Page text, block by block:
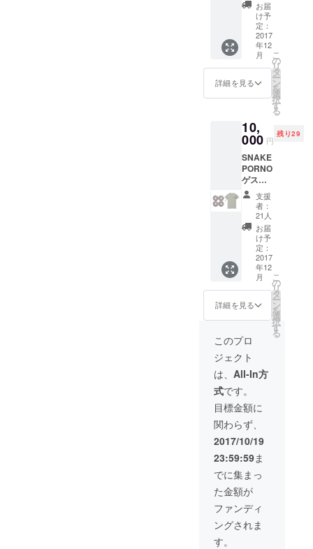
から
使って
いるス
ペック
を出し
てもら
いまし
た。 グ
ある「a
rolling
stone
gathers
no
moss」
は直訳
すると
「転が
る石に
苔つか
ず」の
意。 ア
メリカ
では主
に「活
動的に
回って
は能力
を錆び
つかせ
ない」
との意
味があ
るので
そのこ
を石沢
彰氏の
スケー
トボー
ディン
グに置
き換え
ラー /
OFF
WHITE
素材 /
コット
ン ※税
込/送料
込 ※領
収書必
合は
メッ
セージ
にてご
連絡く
ださ
い。 グ
フィッ
ク内に
ある「a
rolling
stone
gathers
moss」
は直訳
る石に
苔つか
ず」の
意。 ア
メリカ
では主
に「活
動的に
いつも
動き
回って
いる人
は能力
を錆び
つかせ
ない」
との意
味があ
お届
け予
定：
2017
年12
月
詳細を見る
こ
の
リ
タ
ー
ン
を
選
択
す
る
10,
000 円
残り29
SNAKE
PORNO
ゲスト
WHEEL
"AKIRA
ISHIZA
WA"モ
デル ス
ペック /
52mm
x 99A
素材 / ウ
レタン
石沢彰
が普段
から
使って
いるス
ペック
を出し
てもら
いまし
た。
SNAKE
PORNO
ゲストT
シャツ
サイズ /
S,M,L,X
L カ
ラー /
OFF
WHITE
素材 /
支援
者：
21人
お届
け予
定：
2017
年12
月
詳細を見る
こ
の
リ
タ
ー
ン
を
選
択
す
る
このプロ
ジェクト
は、 All-In方
式です。
目標金額に
関わらず、
2017/10/19
23:59:59ま
でに集まっ
た金額が
ファンディ
ングされま
す。